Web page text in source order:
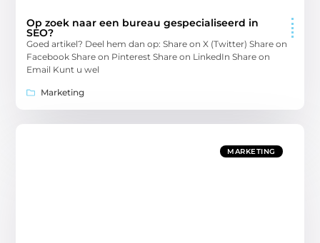
Op zoek naar een bureau gespecialiseerd in
SEO?
Goed artikel? Deel hem dan op: Share on X (Twitter) Share on
Facebook Share on Pinterest Share on LinkedIn Share on
Email Kunt u wel
Marketing
MARKETING